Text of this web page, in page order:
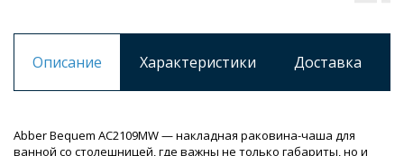
Описание Характеристики Доставка
Abber Bequem AC2109MW — накладная раковина-чаша для
ванной со столешницей, где важны не только габариты, но и